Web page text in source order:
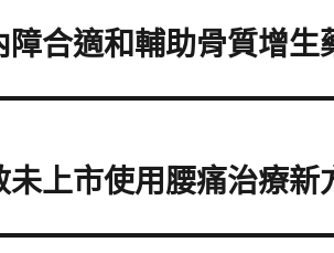
合適和輔助骨質增生
上市使用腰痛治療新